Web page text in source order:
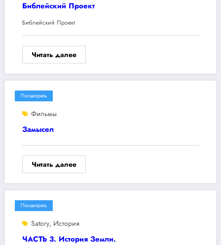
Библейский Проект
Библейский Проект
Читать далее
Посмотреть
Фильмы
Замысел
Читать далее
Посмотреть
Satory, История
ЧАСТЬ 3. История Земли.